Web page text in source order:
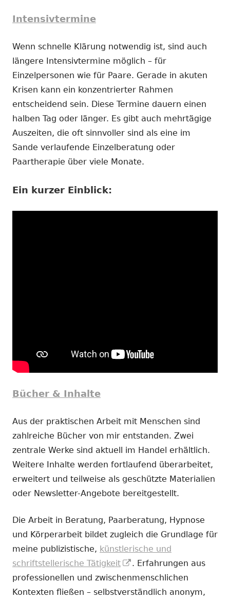
Intensivtermine
Wenn schnelle Klärung notwendig ist, sind auch
längere Intensivtermine möglich – für
Einzelpersonen wie für Paare. Gerade in akuten
Krisen kann ein konzentrierter Rahmen
entscheidend sein. Diese Termine dauern einen
halben Tag oder länger. Es gibt auch mehrtägige
Auszeiten, die oft sinnvoller sind als eine im
Sande verlaufende Einzelberatung oder
Paartherapie über viele Monate.
Ein kurzer Einblick:
Bücher & Inhalte
Aus der praktischen Arbeit mit Menschen sind
zahlreiche Bücher von mir entstanden. Zwei
zentrale Werke sind aktuell im Handel erhältlich.
Weitere Inhalte werden fortlaufend überarbeitet,
erweitert und teilweise als geschützte Materialien
oder Newsletter-Angebote bereitgestellt.
Die Arbeit in Beratung, Paarberatung, Hypnose
und Körperarbeit bildet zugleich die Grundlage für
meine publizistische, künstlerische und
schriftstellerische Tätigkeit
In
neuem
Fenster
. Erfahrungen aus
professionellen und zwischenmenschlichen
Kontexten fließen – selbstverständlich anonym,